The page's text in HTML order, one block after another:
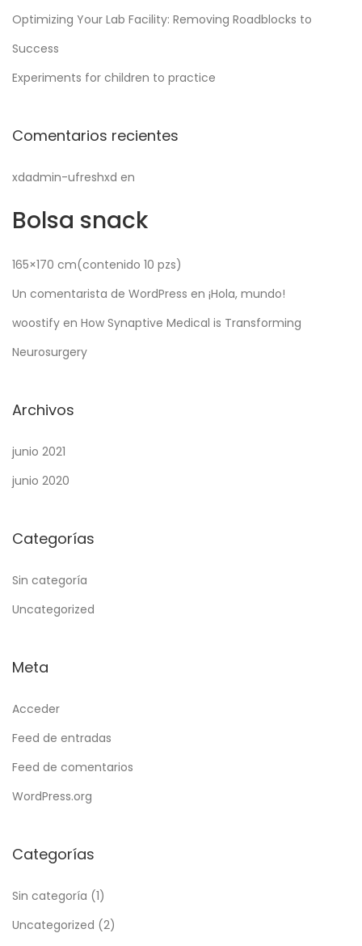
Optimizing Your Lab Facility: Removing Roadblocks to
Success
Experiments for children to practice
Comentarios recientes
xdadmin-ufreshxd en
Bolsa snack
165×170 cm(contenido 10 pzs)
Un comentarista de WordPress en ¡Hola, mundo!
woostify en How Synaptive Medical is Transforming
Neurosurgery
Archivos
junio 2021
junio 2020
Categorías
Sin categoría
Uncategorized
Meta
Acceder
Feed de entradas
Feed de comentarios
WordPress.org
Categorías
Sin categoría (1)
Uncategorized (2)